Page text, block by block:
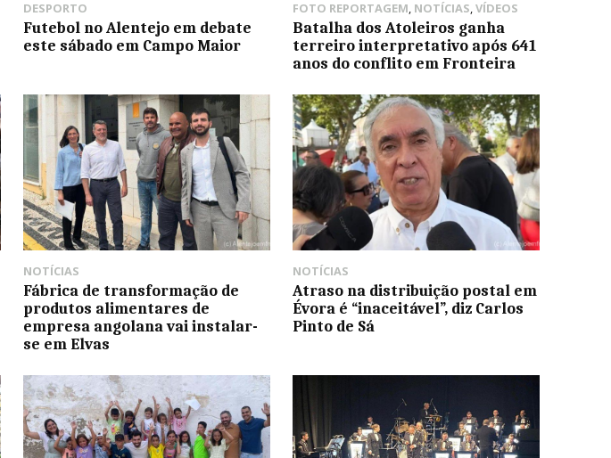
DESPORTO
Futebol no Alentejo em debate
este sábado em Campo Maior
FOTO REPORTAGEM, NOTÍCIAS,VÍDEOS
Batalha dos Atoleiros ganha
terreiro interpretativo após 641
anos do conflito em Fronteira
NOTÍCIAS
Fábrica de transformação de
produtos alimentares de
empresa angolana vai instalar-
se em Elvas
NOTÍCIAS
Atraso na distribuição postal em
Évora é “inaceitável”, diz Carlos
Pinto de Sá